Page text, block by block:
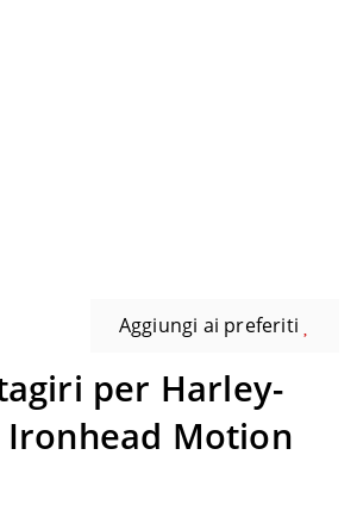
Aggiungi ai preferiti
per Harley-
Ironhead Motion